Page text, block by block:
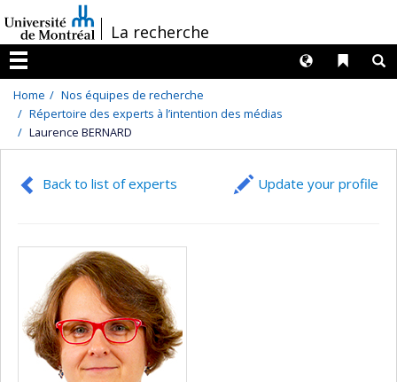
au
contenu
/La recherche
Menu
Liens
Langues
Home
Nos équipes de recherche
Répertoire des experts à l’intention des médias
Laurence BERNARD
Back to list of experts Update your profile